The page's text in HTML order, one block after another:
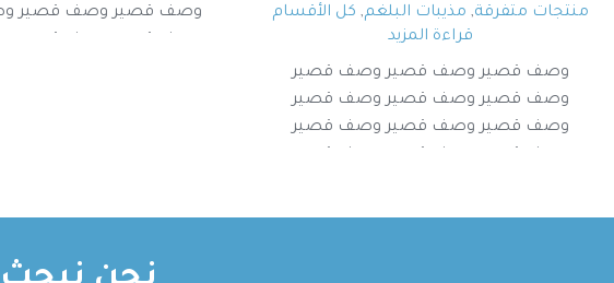
منتجات متفرقة, مذيبات البلغم, كل الأقسام
قراءة المزيد
وصف قصير وصف قصير وصف قصير
وصف قصير وصف قصير وصف قصير
وصف قصير وصف قصير وصف قصير
وصف قصير وصف قصير